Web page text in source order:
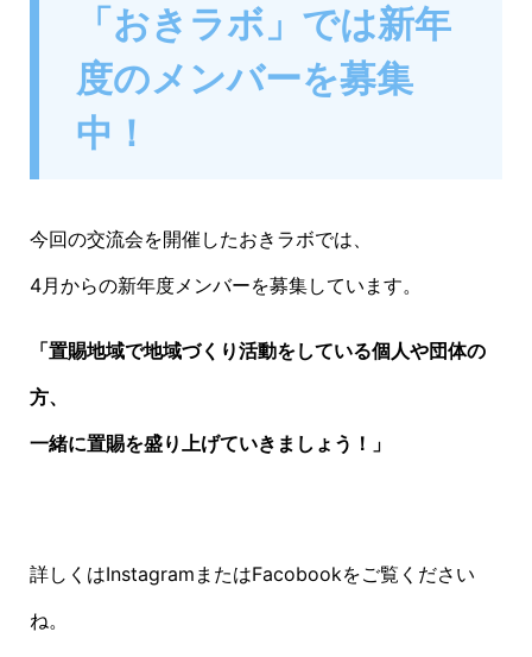
「おきラボ」では新年
度のメンバーを募集
中！
今回の交流会を開催したおきラボでは、
4月からの新年度メンバーを募集しています。
「置賜地域で地域づくり活動をしている個人や団体の
方、
一緒に置賜を盛り上げていきましょう！」
詳しくはInstagramまたはFacobookをご覧ください
ね。